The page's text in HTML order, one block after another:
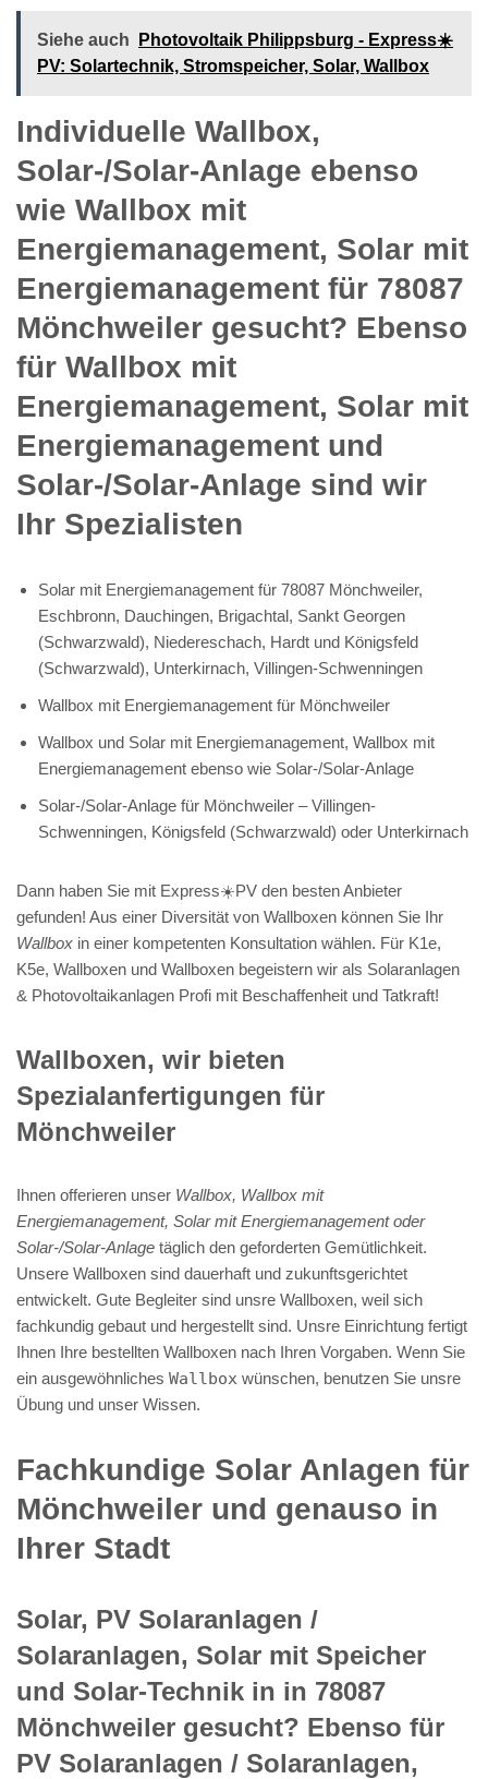
Siehe auch
Photovoltaik Philippsburg - Express☀️
PV️: Solartechnik, Stromspeicher, Solar, Wallbox
Individuelle Wallbox,
Solar-/Solar-Anlage ebenso
wie Wallbox mit
Energiemanagement, Solar mit
Energiemanagement für 78087
Mönchweiler gesucht? Ebenso
für Wallbox mit
Energiemanagement, Solar mit
Energiemanagement und
Solar-/Solar-Anlage sind wir
Ihr Spezialisten
Solar mit Energiemanagement für 78087 Mönchweiler,
Eschbronn, Dauchingen, Brigachtal, Sankt Georgen
(Schwarzwald), Niedereschach, Hardt und Königsfeld
(Schwarzwald), Unterkirnach, Villingen-Schwenningen
Wallbox mit Energiemanagement für Mönchweiler
Wallbox und Solar mit Energiemanagement, Wallbox mit
Energiemanagement ebenso wie Solar-/Solar-Anlage
Solar-/Solar-Anlage für Mönchweiler – Villingen-
Schwenningen, Königsfeld (Schwarzwald) oder Unterkirnach
Dann haben Sie mit Express☀️PV️ den besten Anbieter
gefunden! Aus einer Diversität von Wallboxen können Sie Ihr
Wallbox in einer kompetenten Konsultation wählen. Für K1e,
K5e, Wallboxen und Wallboxen begeistern wir als Solaranlagen
& Photovoltaikanlagen Profi mit Beschaffenheit und Tatkraft!
Wallboxen, wir bieten
Spezialanfertigungen für
Mönchweiler
Ihnen offerieren unser Wallbox, Wallbox mit
Energiemanagement, Solar mit Energiemanagement oder
Solar-/Solar-Anlage täglich den geforderten Gemütlichkeit.
Unsere Wallboxen sind dauerhaft und zukunftsgerichtet
entwickelt. Gute Begleiter sind unsre Wallboxen, weil sich
fachkundig gebaut und hergestellt sind. Unsre Einrichtung fertigt
Ihnen Ihre bestellten Wallboxen nach Ihren Vorgaben. Wenn Sie
ein ausgewöhnliches Wallbox wünschen, benutzen Sie unsre
Übung und unser Wissen.
Fachkundige Solar Anlagen für
Mönchweiler und genauso in
Ihrer Stadt
Solar, PV Solaranlagen /
Solaranlagen, Solar mit Speicher
und Solar-Technik in in 78087
Mönchweiler gesucht? Ebenso für
PV Solaranlagen / Solaranlagen,